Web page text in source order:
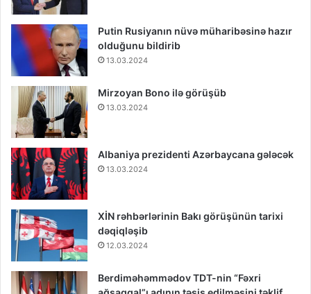
Putin Rusiyanın nüvə müharibəsinə hazır
olduğunu bildirib
13.03.2024
Mirzoyan Bono ilə görüşüb
13.03.2024
Albaniya prezidenti Azərbaycana gələcək
13.03.2024
XİN rəhbərlərinin Bakı görüşünün tarixi
dəqiqləşib
12.03.2024
Berdiməhəmmədov TDT-nin “Fəxri